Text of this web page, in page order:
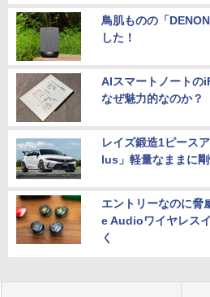
鳥肌ものの「
した！
AIスマートノートの
なぜ魅力的なのか？
レイズ鍛造1ピース
lus」軽量なままに
エントリーなのに
e Audioワイヤレス
く